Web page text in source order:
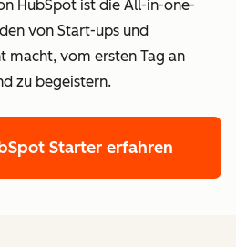
HubSpot ist die All-in-one-
von Start-ups und
macht, vom ersten Tag an
zu begeistern.
Starter erfahren